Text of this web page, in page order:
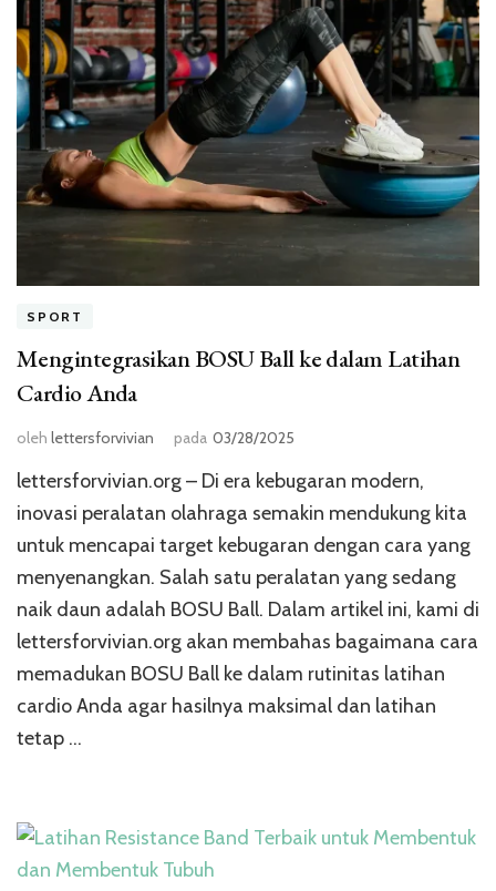
SPORT
Mengintegrasikan BOSU Ball ke dalam Latihan
Cardio Anda
oleh lettersforvivian pada 03/28/2025
lettersforvivian.org – Di era kebugaran modern,
inovasi peralatan olahraga semakin mendukung kita
untuk mencapai target kebugaran dengan cara yang
menyenangkan. Salah satu peralatan yang sedang
naik daun adalah BOSU Ball. Dalam artikel ini, kami di
lettersforvivian.org akan membahas bagaimana cara
memadukan BOSU Ball ke dalam rutinitas latihan
cardio Anda agar hasilnya maksimal dan latihan
tetap …